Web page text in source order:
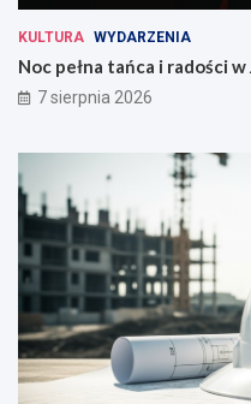
KULTURA WYDARZENIA
Noc pełna tańca i radości
7 sierpnia 2026